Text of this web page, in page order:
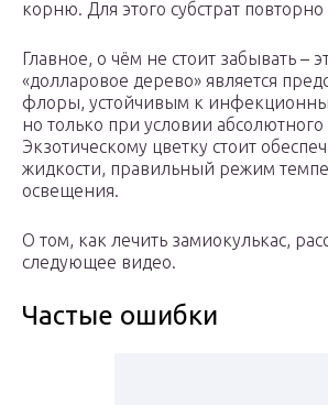
корню. Для этого субстрат
Главное, о чём не стоит забывать –
«долларовое дерево» является
флоры, устойчивым к
но только при условии абсолютного
Экзотическому цветку стоит
жидкости, правильный режим
освещения.
О том, как лечить замиокулькас,
следующее видео.
Частые ошибки